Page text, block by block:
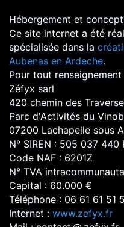
Hébergement et
Ce site internet a été
spécialisée dans la
Aubenas en Ardeche.
Pour tout renseignement
Zéfyx sarl
420 chemin des
Parc d'Activités du
07200 Lachapelle sous
N° SIREN : 505 037 440
Code NAF : 6201Z
N° TVA
Capital : 60.000 €
Téléphone : 06 61 61 51
Internet : www.zefyx.fr